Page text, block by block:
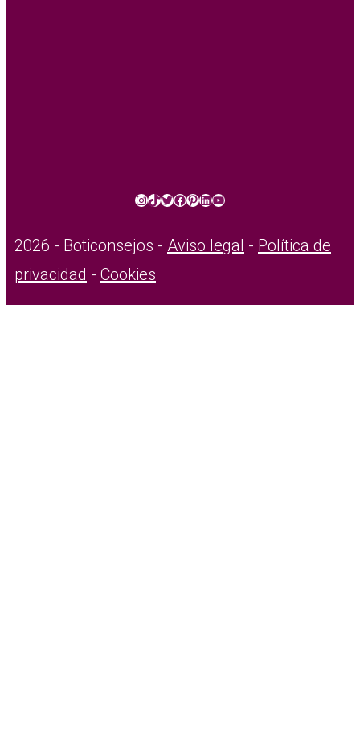
Instagram
TikTok
Twitter
Facebook
Pinterest
LinkedIn
YouTube
2026 - Boticonsejos - Aviso legal - Política de
privacidad - Cookies